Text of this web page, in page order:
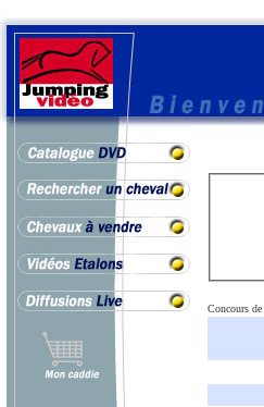
Concours de